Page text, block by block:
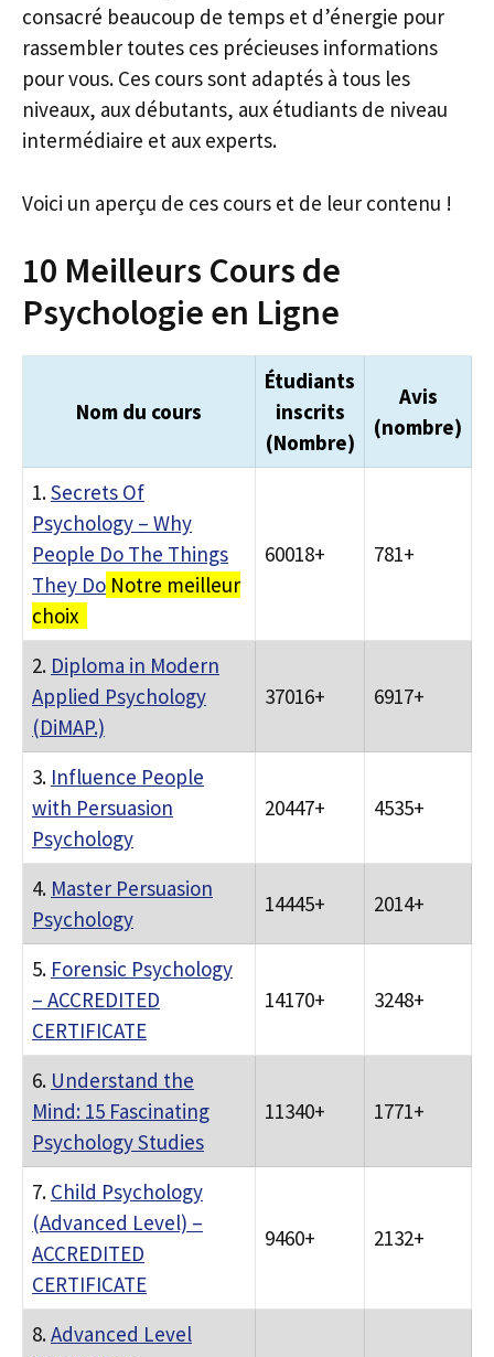
consacré beaucoup de temps et d’énergie pour
rassembler toutes ces précieuses informations
pour vous. Ces cours sont adaptés à tous les
niveaux, aux débutants, aux étudiants de niveau
intermédiaire et aux experts.
Voici un aperçu de ces cours et de leur contenu !
10 Meilleurs Cours de
Psychologie en Ligne
Nom du cours
Étudiants
inscrits
(Nombre)
Avis
(nombre)
1.Secrets Of
Psychology – Why
People Do The Things
They Do Notre meilleur
choix
60018+ 781+
2. Diploma in Modern
Applied Psychology
(DiMAP.)
37016+ 6917+
3. Influence People
with Persuasion
Psychology
20447+ 4535+
4. Master Persuasion
Psychology
14445+ 2014+
5. Forensic Psychology
– ACCREDITED
CERTIFICATE
14170+ 3248+
6. Understand the
Mind: 15 Fascinating
Psychology Studies
11340+ 1771+
7. Child Psychology
(Advanced Level) –
ACCREDITED
CERTIFICATE
9460+ 2132+
8.Advanced Level